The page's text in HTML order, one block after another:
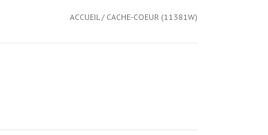
ACCUEIL/ CACHE-COEUR (11381W)